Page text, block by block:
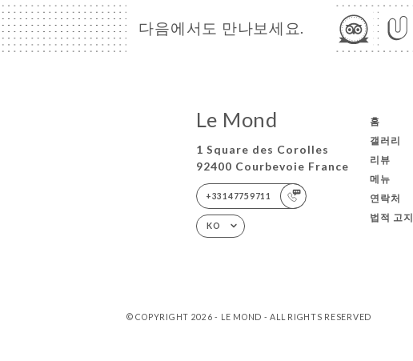
다음에서도 만나보세요.
Le Mond
1 Square des Corolles
92400 Courbevoie France
+33147759711
KO
홈
갤러리
리뷰
메뉴
연락처
법적 고지
© COPYRIGHT 2026 - LE MOND - ALL RIGHTS RESERVED